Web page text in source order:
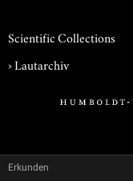
Scientific Collections
›Lautarchiv
Erkunden